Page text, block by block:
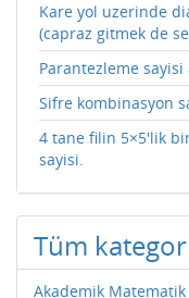
Kare yol uzerinde
(capraz gitmek de
Parantezleme sayisi
Sifre kombinasyon
4 tane filin 5×5'lik
sayisi.
Tüm
Akademik Matematik